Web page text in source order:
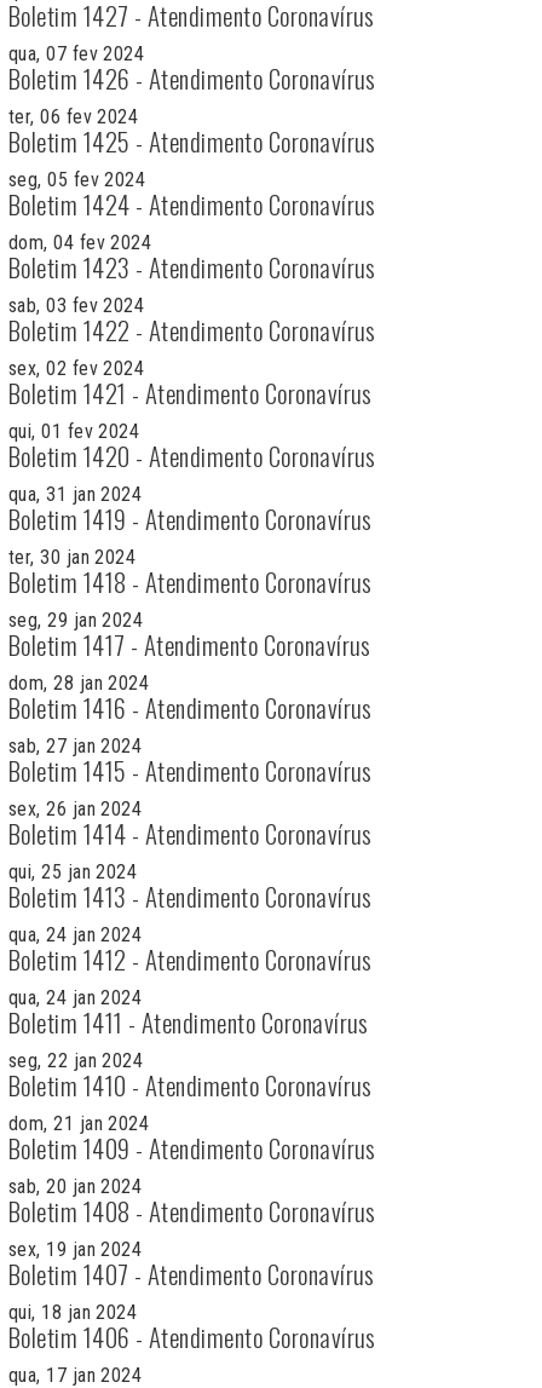
Boletim 1427 - Atendimento Coronavírus
qua, 07 fev 2024
Boletim 1426 - Atendimento Coronavírus
ter, 06 fev 2024
Boletim 1425 - Atendimento Coronavírus
seg, 05 fev 2024
Boletim 1424 - Atendimento Coronavírus
dom, 04 fev 2024
Boletim 1423 - Atendimento Coronavírus
sab, 03 fev 2024
Boletim 1422 - Atendimento Coronavírus
sex, 02 fev 2024
Boletim 1421 - Atendimento Coronavírus
qui, 01 fev 2024
Boletim 1420 - Atendimento Coronavírus
qua, 31 jan 2024
Boletim 1419 - Atendimento Coronavírus
ter, 30 jan 2024
Boletim 1418 - Atendimento Coronavírus
seg, 29 jan 2024
Boletim 1417 - Atendimento Coronavírus
dom, 28 jan 2024
Boletim 1416 - Atendimento Coronavírus
sab, 27 jan 2024
Boletim 1415 - Atendimento Coronavírus
sex, 26 jan 2024
Boletim 1414 - Atendimento Coronavírus
qui, 25 jan 2024
Boletim 1413 - Atendimento Coronavírus
qua, 24 jan 2024
Boletim 1412 - Atendimento Coronavírus
qua, 24 jan 2024
Boletim 1411 - Atendimento Coronavírus
seg, 22 jan 2024
Boletim 1410 - Atendimento Coronavírus
dom, 21 jan 2024
Boletim 1409 - Atendimento Coronavírus
sab, 20 jan 2024
Boletim 1408 - Atendimento Coronavírus
sex, 19 jan 2024
Boletim 1407 - Atendimento Coronavírus
qui, 18 jan 2024
Boletim 1406 - Atendimento Coronavírus
qua, 17 jan 2024